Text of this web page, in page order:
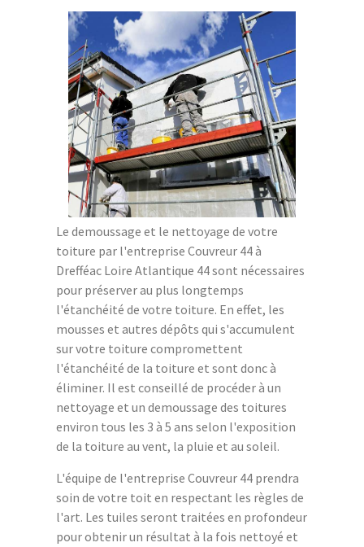
Le demoussage et le nettoyage de votre
toiture par l'entreprise Couvreur 44 à
Drefféac Loire Atlantique 44 sont nécessaires
pour préserver au plus longtemps
l'étanchéité de votre toiture. En effet, les
mousses et autres dépôts qui s'accumulent
sur votre toiture compromettent
l'étanchéité de la toiture et sont donc à
éliminer. Il est conseillé de procéder à un
nettoyage et un demoussage des toitures
environ tous les 3 à 5 ans selon l'exposition
de la toiture au vent, la pluie et au soleil.
L'équipe de l'entreprise Couvreur 44 prendra
soin de votre toit en respectant les règles de
l'art. Les tuiles seront traitées en profondeur
pour obtenir un résultat à la fois nettoyé et